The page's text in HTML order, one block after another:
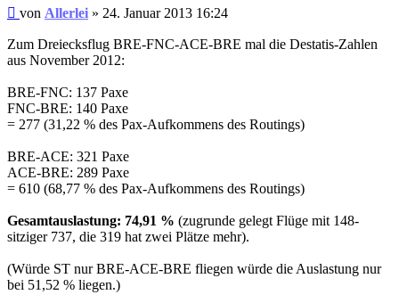
Ungelesener
von Allerlei » 24. Januar 2013 16:24
Zum Dreiecksflug BRE-FNC-ACE-BRE mal die Destatis-Zahlen
aus November 2012:
BRE-FNC: 137 Paxe
FNC-BRE: 140 Paxe
= 277 (31,22 % des Pax-Aufkommens des Routings)
BRE-ACE: 321 Paxe
ACE-BRE: 289 Paxe
= 610 (68,77 % des Pax-Aufkommens des Routings)
Gesamtauslastung: 74,91 % (zugrunde gelegt Flüge mit 148-
sitziger 737, die 319 hat zwei Plätze mehr).
(Würde ST nur BRE-ACE-BRE fliegen würde die Auslastung nur
bei 51,52 % liegen.)